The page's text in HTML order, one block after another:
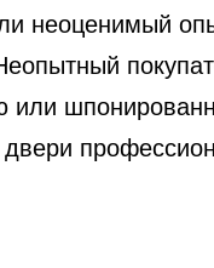
неоценимый
или